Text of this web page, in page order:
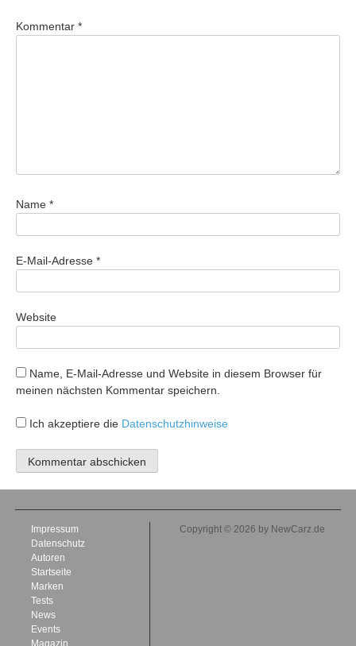
Kommentar *
Name *
E-Mail-Adresse *
Website
Name, E-Mail-Adresse und Website in diesem Browser für
meinen nächsten Kommentar speichern.
Ich akzeptiere die Datenschutzhinweise
Impressum
Datenschutz
Autoren
Startseite
Marken
Tests
News
Events
Magazin
Copyright © 2026 by NewCarz.de